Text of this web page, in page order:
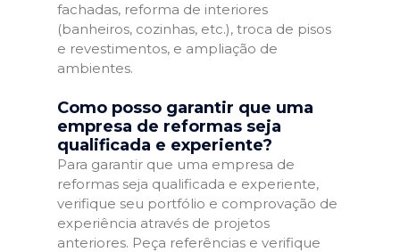
fachadas, reforma de interiores
(banheiros, cozinhas, etc.), troca de pisos
e revestimentos, e ampliação de
ambientes.
Como posso garantir que uma
empresa de reformas seja
qualificada e experiente?
Para garantir que uma empresa de
reformas seja qualificada e experiente,
verifique seu portfólio e comprovação de
experiência através de projetos
anteriores. Peça referências e verifique